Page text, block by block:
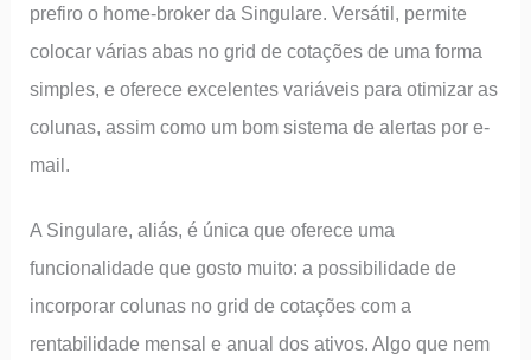
prefiro o home-broker da Singulare. Versátil, permite
colocar várias abas no grid de cotações de uma forma
simples, e oferece excelentes variáveis para otimizar as
colunas, assim como um bom sistema de alertas por e-
mail.
A Singulare, aliás, é única que oferece uma
funcionalidade que gosto muito: a possibilidade de
incorporar colunas no grid de cotações com a
rentabilidade mensal e anual dos ativos. Algo que nem